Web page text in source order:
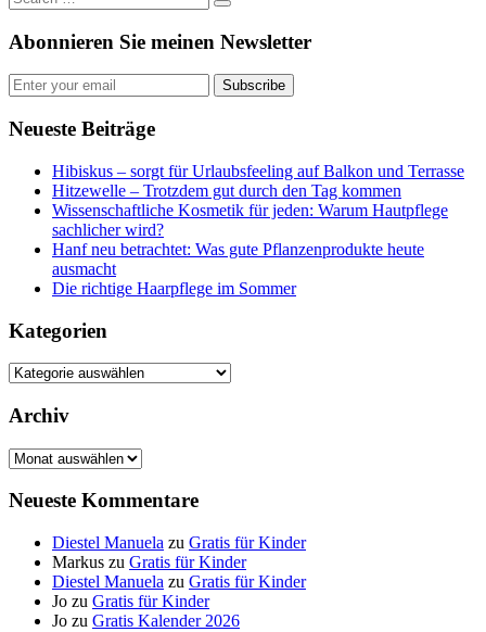
Abonnieren Sie meinen Newsletter
Subscribe
Neueste Beiträge
Hibiskus – sorgt für Urlaubsfeeling auf Balkon und Terrasse
Hitzewelle – Trotzdem gut durch den Tag kommen
Wissenschaftliche Kosmetik für jeden: Warum Hautpflege
sachlicher wird?
Hanf neu betrachtet: Was gute Pflanzenprodukte heute
ausmacht
Die richtige Haarpflege im Sommer
Kategorien
Kategorien
Archiv
Archiv
Neueste Kommentare
Diestel Manuela zu Gratis für Kinder
Markus zu Gratis für Kinder
Diestel Manuela zu Gratis für Kinder
Jo zu Gratis für Kinder
Jo zu Gratis Kalender 2026